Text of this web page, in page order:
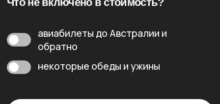
ВАШ ОРГАНИЗАТОР
Алиса Демина